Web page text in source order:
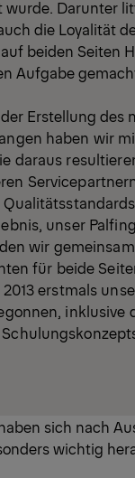
Darunter
die Loyalität
beiden Seiten
Aufgabe
Erstellung des
haben wir
daraus
unser
wir
für beide
erstmals
inklusive
sich nach
wichtig